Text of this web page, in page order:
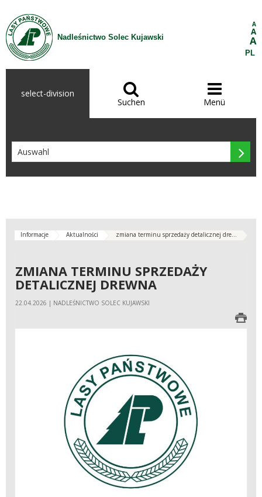
Zum Inhalt wechseln
Nadleśnictwo Solec Kujawski
A
A
A
PL
select-division 
Suchen

Menü

Informacje Aktualności zmiana terminu sprzedaży detalicznej dre...
ZMIANA TERMINU SPRZEDAŻY
DETALICZNEJ DREWNA
22.04.2026 | NADLEŚNICTWO SOLEC KUJAWSKI